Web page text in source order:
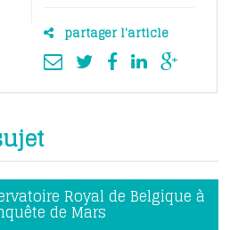
partager l'article
Royal de Belgique à
de Mars